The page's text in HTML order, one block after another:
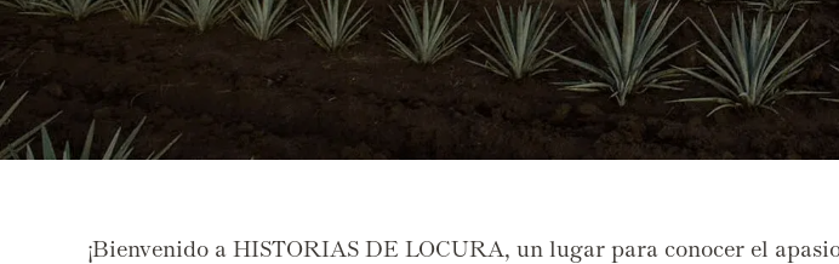
¡Bienvenido a HISTORIAS DE LOCURA, un lugar para conocer el